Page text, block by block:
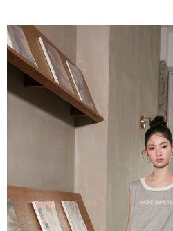
購買商品的店家。未經商家同意取消之訂
後付繳納相關費用。
※ 交易是否成功請以「AFTEE先享後付 」
是否繳費成功／繳費後需取消欲退款等相
客戶支援中心」 https://
【注意事項】
１．透過由恩沛科技股份有限公司提供之
易，需依本服務之必要範圍內提供個人資
２．關於個人資料處理事宜，請瀏覽以下網
３．未成年的使用者請事先徵得法定代理
「AFTEE先享後付」，若未經同意申辦者
任。
４．使用「AFTEE先享後付」時，將依
時審查核予不同之上限額度；若仍有額度
付款後7-11取貨
每筆NT$65，滿NT$2,000(含以上)免
宅配
每筆NT$100，滿NT$2,000(含以上)免